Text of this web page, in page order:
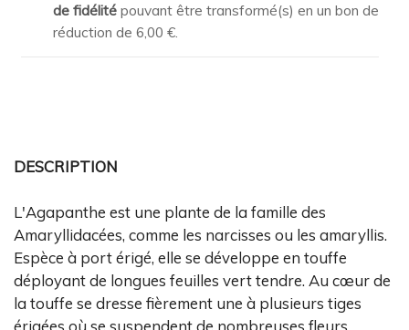
de fidélité pouvant être transformé(s) en un bon de
réduction de 6,00 €.
DESCRIPTION
L'Agapanthe est une plante de la famille des
Amaryllidacées, comme les narcisses ou les amaryllis.
Espèce à port érigé, elle se développe en touffe
déployant de longues feuilles vert tendre. Au cœur de
la touffe se dresse fièrement une à plusieurs tiges
érigées où se suspendent de nombreuses fleurs